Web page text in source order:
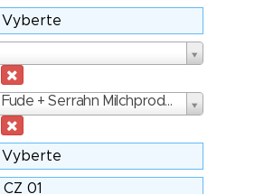
Fude + Serrahn Milchprodukte
Dodavatel